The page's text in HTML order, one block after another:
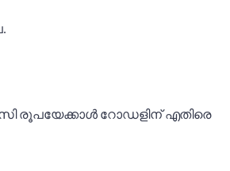
രൂപയേക്കാൾ റോഡളിന് എതിരെ